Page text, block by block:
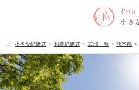
小さな結婚式 和装結婚式 式場一覧 熊本県